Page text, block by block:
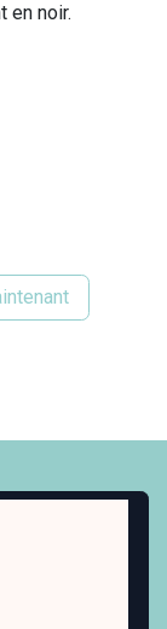
en noir.